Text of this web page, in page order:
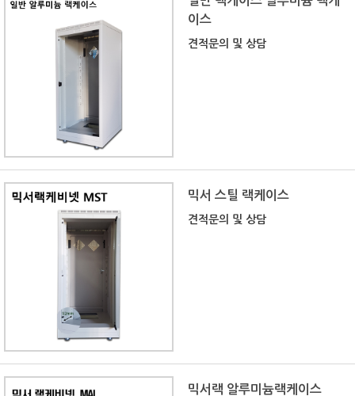
이스
견적문의 및 상담
믹서 스틸 랙케이스
견적문의 및 상담
믹서랙 알루미늄랙케이스